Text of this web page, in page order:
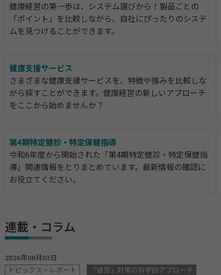
健康経営の第一歩は、システム選びから！製品ごとの
「ポイント」を比較しながら、自社にぴったりのシステ
ムを見つけることができます。
健康支援サービス
さまざまな健康支援サービスを、特徴や強みを比較しな
がら探すことができます。健康経営の新しいアプローチ
をここから始めませんか？
第4期特定健診・特定保健指導
令和6年度から開始された「第4期特定健診・特定保健指
導」関連情報をとりまとめています。最新情報の確認に
お役立てください。
連載・コラム
2026年08月03日
トピックス・レポート
「過労」対策の科学的アプローチ